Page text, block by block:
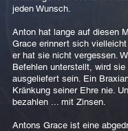
jeden Wunsch.
Anton hat lange auf diesen
Grace erinnert sich
er hat sie nicht vergessen.
Befehlen unterstellt, wird
ausgeliefert sein. Ein
Kränkung seiner Ehre nie.
bezahlen ... mit Zinsen.
Antons Grace ist eine